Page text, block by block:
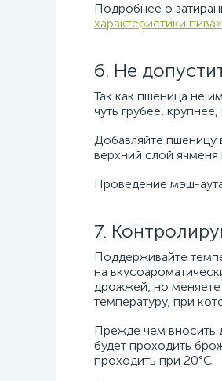
Подробнее о
характеристики пива»
6. Не
Так как пшеница не
чуть грубее,
Добавляйте пшеницу
верхний слой
Проведение мэш-
7.
Поддерживайте
на
дрожжей, но меняете
температуру, при
Прежде чем вносить
будет проходить
проходить при 20°C.